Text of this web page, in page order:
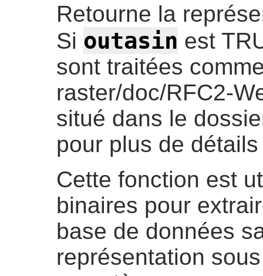
Retourne la
Si outasin est
sont traitées
raster/doc/RFC2-
situé dans le
pour plus de
Cette fonction est
binaires pour
base de données
représentation